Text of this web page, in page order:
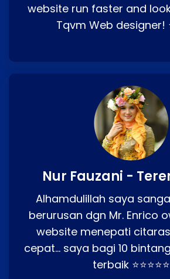
website run faster and
Tqvm Web designer!
Nur Fauzani -
Alhamdulillah saya
berurusan dgn Mr. Enrico
website menepati
cepat… saya bagi 10
terbaik ⭐⭐⭐⭐⭐